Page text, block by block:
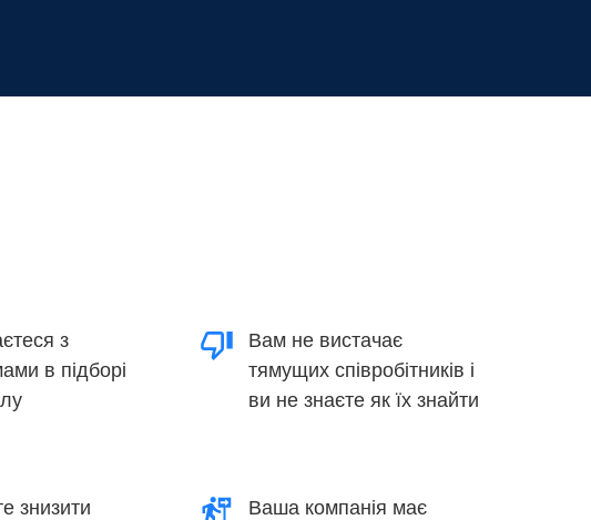
з
в підборі
знизити
Вам не вистачає
тямущих співробітників і
ви не знаєте як їх знайти
Ваша компанія має